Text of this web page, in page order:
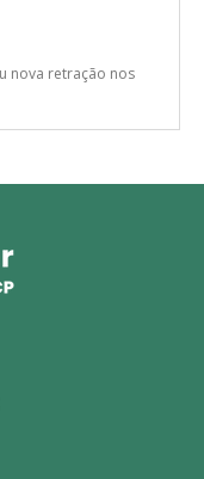
nova retração nos